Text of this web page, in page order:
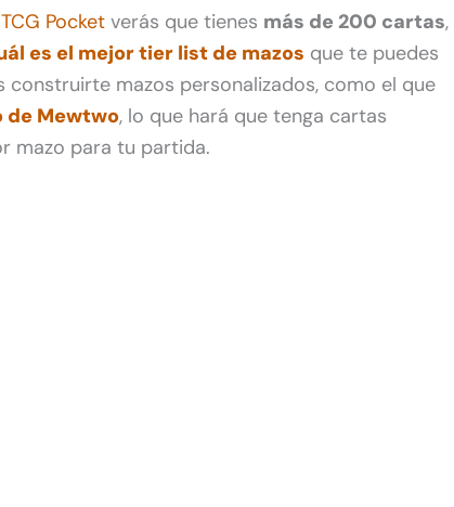
Pocket verás que tienes más de 200 cartas,
es el mejor tier list de mazos que te puedes
mazos personalizados, como el que
de Mewtwo, lo que hará que tenga cartas
mazo para tu partida.